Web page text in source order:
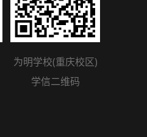
为明学校(重庆校区)
学信二维码